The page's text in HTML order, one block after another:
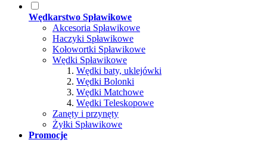
Wędkarstwo Spławikowe
Akcesoria Spławikowe
Haczyki Spławikowe
Kołowortki Spławikowe
Wędki Spławikowe
Wędki baty, uklejówki
Wędki Bolonki
Wędki Matchowe
Wędki Teleskopowe
Zanęty i przynęty
Żyłki Spławikowe
Promocje